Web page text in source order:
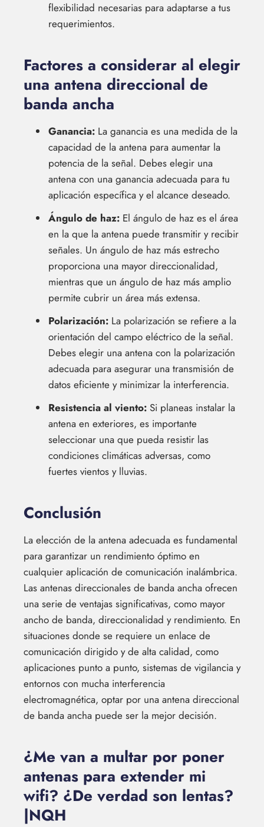
flexibilidad necesarias para adaptarse a tus
requerimientos.
Factores a considerar al elegir
una antena direccional de
banda ancha
Ganancia: La ganancia es una medida de la
capacidad de la antena para aumentar la
potencia de la señal. Debes elegir una
antena con una ganancia adecuada para tu
aplicación específica y el alcance deseado.
Ángulo de haz: El ángulo de haz es el área
en la que la antena puede transmitir y recibir
señales. Un ángulo de haz más estrecho
proporciona una mayor direccionalidad,
mientras que un ángulo de haz más amplio
permite cubrir un área más extensa.
Polarización: La polarización se refiere a la
orientación del campo eléctrico de la señal.
Debes elegir una antena con la polarización
adecuada para asegurar una transmisión de
datos eficiente y minimizar la interferencia.
Resistencia al viento: Si planeas instalar la
antena en exteriores, es importante
seleccionar una que pueda resistir las
condiciones climáticas adversas, como
fuertes vientos y lluvias.
Conclusión
La elección de la antena adecuada es fundamental
para garantizar un rendimiento óptimo en
cualquier aplicación de comunicación inalámbrica.
Las antenas direccionales de banda ancha ofrecen
una serie de ventajas significativas, como mayor
ancho de banda, direccionalidad y rendimiento. En
situaciones donde se requiere un enlace de
comunicación dirigido y de alta calidad, como
aplicaciones punto a punto, sistemas de vigilancia y
entornos con mucha interferencia
electromagnética, optar por una antena direccional
de banda ancha puede ser la mejor decisión.
¿Me van a multar por poner
antenas para extender mi
wifi? ¿De verdad son lentas?
|NQH